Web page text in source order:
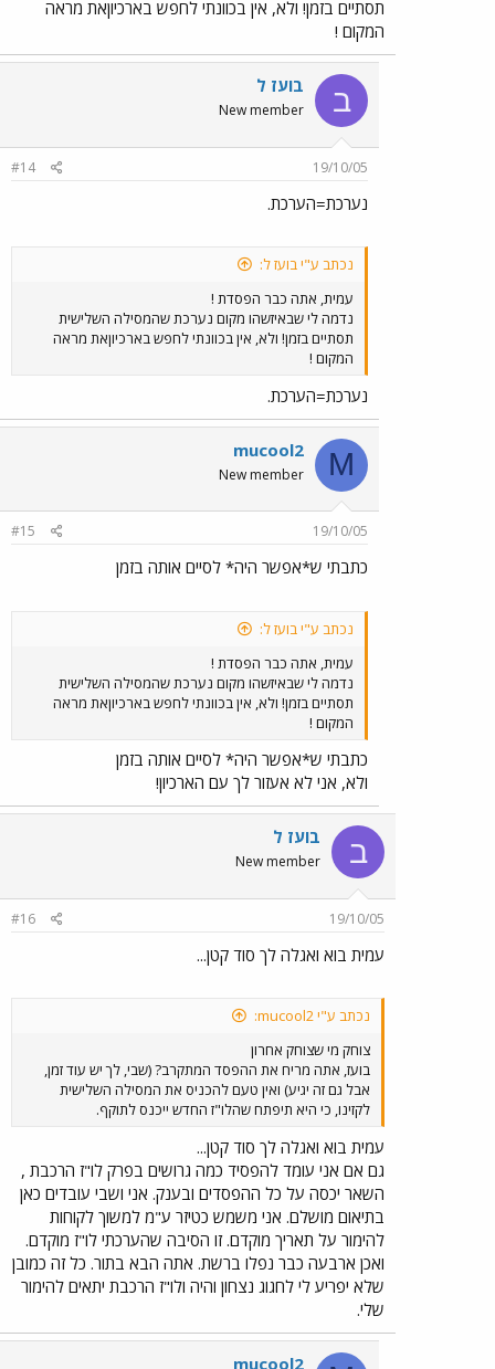
תסתיים בזמן! ולא, אין בכוונתי לחפש בארכיוןאת מראה
המקום !
ב בועז ל
New member
19/10/05
#14
נערכת=הערכת.
נכתב ע"י בועז ל:
עמית, אתה כבר הפסדת !
נדמה לי שבאיזשהו מקום נערכת שהמסילה השלישית
תסתיים בזמן! ולא, אין בכוונתי לחפש בארכיוןאת מראה
המקום !
נערכת=הערכת.
M
mucool2
New member
19/10/05
#15
כתבתי ש*אפשר היה* לסיים אותה בזמן
נכתב ע"י בועז ל:
עמית, אתה כבר הפסדת !
נדמה לי שבאיזשהו מקום נערכת שהמסילה השלישית
תסתיים בזמן! ולא, אין בכוונתי לחפש בארכיוןאת מראה
המקום !
כתבתי ש*אפשר היה* לסיים אותה בזמן
ולא, אני לא אעזור לך עם הארכיון!
ב בועז ל
New member
19/10/05
#16
עמית בוא ואגלה לך סוד קטן...
נכתב ע"י mucool2:
צוחק מי שצוחק אחרון
בועז, אתה מריח את ההפסד המתקרב? (שבי, לך יש עוד זמן,
אבל גם זה יגיע) ואין טעם להכניס את המסילה השלישית
לקזינו, כי היא תיפתח שהלו"ז החדש ייכנס לתוקף.
עמית בוא ואגלה לך סוד קטן...
גם אם אני עומד להפסיד כמה גרושים בפרק לו"ז הרכבת ,
השאר יכסה על כל ההפסדים ובענק. אני ושבי עובדים כאן
בתיאום מושלם. אני משמש כטיזר ע"מ למשוך לקוחות
להימור על תאריך מוקדם. זו הסיבה שהערכתי לו"ז מוקדם.
ואכן ארבעה כבר נפלו ברשת. אתה הבא בתור. כל זה כמובן
שלא יפריע לי לחגוג נצחון והיה ולו"ז הרכבת יתאים להימור
שלי.
mucool2